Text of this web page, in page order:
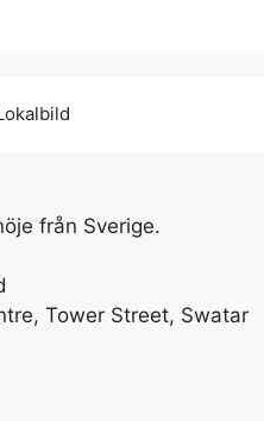
från Sverige.
Tower Street, Swatar